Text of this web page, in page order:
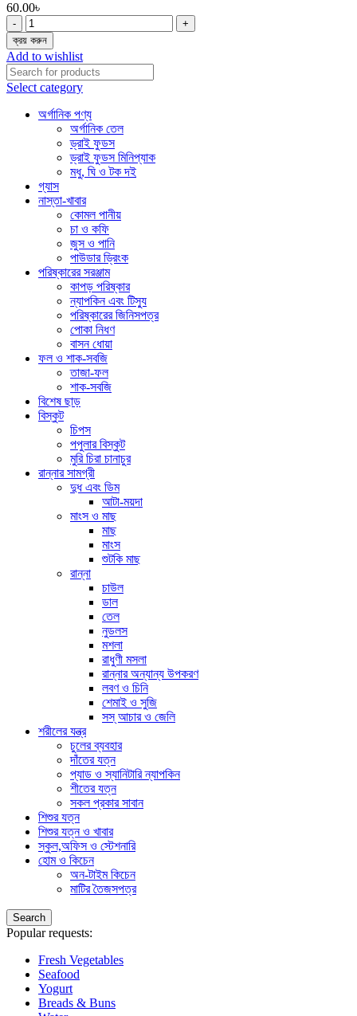
60.00৳
এ
এফ
3এস
এম
সি
জয়া
সেনেটারি
ন্যাপকিন
quantity
ক্রয় করুন
Add to wishlist
Select category
অর্গানিক পণ্য
অর্গানিক তেল
ড্রাই ফুডস
ড্রাই ফুডস মিনিপ্যাক
মধু, ঘি ও টক দই
গ্যাস
নাস্তা-খাবার
কোমল পানীয়
চা ও কফি
জুস ও পানি
পাউডার ড্রিংক
পরিষ্কারের সরঞ্জাম
কাপড় পরিষ্কার
ন্যাপকিন এবং টিস্যু
পরিষ্কারের জিনিসপত্র
পোকা নিধণ
বাসন ধোয়া
ফল ও শাক-সবজি
তাজা-ফল
শাক-সবজি
বিশেষ ছাড়
বিস্কুট
চিপস
পপুলার বিস্কুট
মুরি চিরা চানাচুর
রান্নার সামগ্রী
দুধ এবং ডিম
আটা-ময়দা
মাংস ও মাছ
মাছ
মাংস
শুটকি মাছ
রান্না
চাউল
ডাল
তেল
নুডলস
মশলা
রাধুণী মসলা
রান্নার অন্যান্য উপকরণ
লবণ ও চিনি
শেমাই ও সুজি
সস্ আচার ও জেলি
শরীলের যন্ত্র
চুলের ব্যবহার
দাঁতের যত্ন
প্যাড ও স্যানিটারি ন্যাপকিন
শীতের যত্ন
সকল প্রকার সাবান
শিশুর যত্ন
শিশুর যত্ন ও খাবার
স্কুল,অফিস ও স্টেশনারি
হোম ও কিচেন
অন-টাইম কিচেন
মাটির তৈজসপত্র
Search
Popular requests:
Fresh Vegetables
Seafood
Yogurt
Breads & Buns